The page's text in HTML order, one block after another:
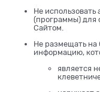
Не
(программы) для
Сайтом.
Не размещать на
информацию,
является